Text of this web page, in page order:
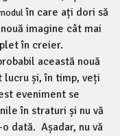
în care ați dori să
imagine cât mai
în creier.
această nouă
lucru și, în timp, veți
eveniment se
în straturi și nu vă
dată. Așadar, nu vă